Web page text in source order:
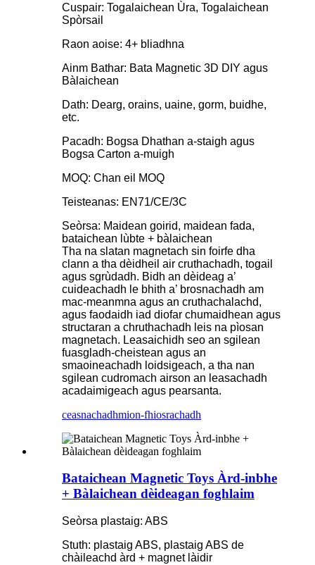
Cuspair: Togalaichean Ùra, Togalaichean
Spòrsail
Raon aoise: 4+ bliadhna
Ainm Bathar: Bata Magnetic 3D DIY agus
Bàlaichean
Dath: Dearg, orains, uaine, gorm, buidhe,
etc.
Pacadh: Bogsa Dhathan a-staigh agus
Bogsa Carton a-muigh
MOQ: Chan eil MOQ
Teisteanas: EN71/CE/3C
Seòrsa: Maidean goirid, maidean fada,
bataichean lùbte + bàlaichean
Tha na slatan magnetach sin foirfe dha
clann a tha dèidheil air cruthachadh, togail
agus sgrùdadh. Bidh an dèideag a’
cuideachadh le bhith a’ brosnachadh am
mac-meanmna agus an cruthachalachd,
agus faodaidh iad diofar chumaidhean agus
structaran a chruthachadh leis na pìosan
magnetach. Leasaichidh seo an sgilean
fuasgladh-cheistean agus an
smaoineachadh loidsigeach, a tha nan
sgilean cudromach airson an leasachadh
acadaimigeach agus pearsanta.
ceasnachadhmion-fhiosrachadh
Bataichean Magnetic Toys Àrd-inbhe
+ Bàlaichean dèideagan foghlaim
Seòrsa plastaig: ABS
Stuth: plastaig ABS, plastaig ABS de
chàileachd àrd + magnet làidir